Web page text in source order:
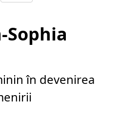
Sophia
în devenirea